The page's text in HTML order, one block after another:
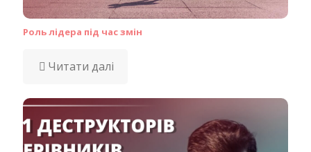
Роль лідера під час змін
Читати далі